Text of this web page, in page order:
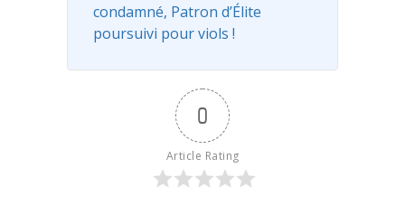
condamné, Patron d’Élite
poursuivi pour viols !
0
Article Rating